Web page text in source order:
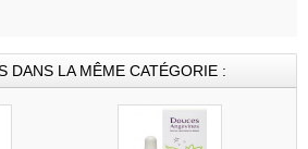
DANS LA MÊME CATÉGORIE :